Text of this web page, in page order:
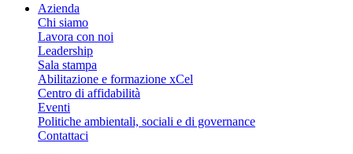
Azienda
Chi siamo
Lavora con noi
Leadership
Sala stampa
Abilitazione e formazione xCel
Centro di affidabilità
Eventi
Politiche ambientali, sociali e di governance
Contattaci